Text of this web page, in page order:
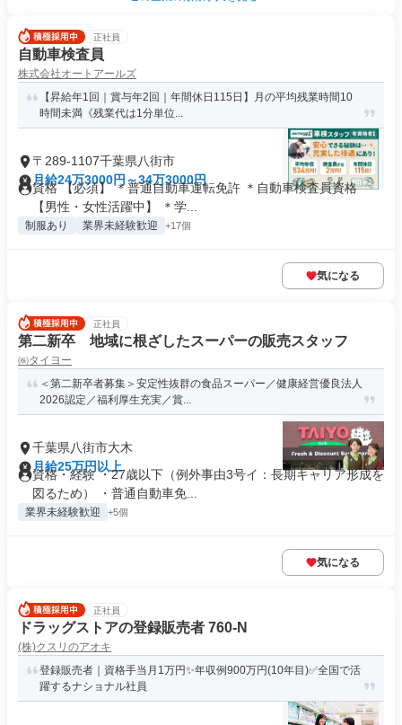
正社員
自動車検査員
株式会社オートアールズ
【昇給年1回｜賞与年2回｜年間休日115日】月の平均残業時間10
時間未満《残業代は1分単位...
〒289-1107千葉県八街市
月給24万3000円～34万3000円
資格 【必須】 ＊普通自動車運転免許 ＊自動車検査員資格
【男性・女性活躍中】 ＊学...
制服あり 業界未経験歓迎 +17個
気になる
正社員
第二新卒 地域に根ざしたスーパーの販売スタッフ
㈱タイヨー
＜第二新卒者募集＞安定性抜群の食品スーパー／健康経営優良法人
2026認定／福利厚生充実／賞...
千葉県八街市大木
月給25万円以上
資格・経験 ・27歳以下（例外事由3号イ：長期キャリア形成を
図るため） ・普通自動車免...
業界未経験歓迎 +5個
気になる
正社員
ドラッグストアの登録販売者 760-N
(株)クスリのアオキ
登録販売者｜資格手当月1万円✨年収例900万円(10年目)✅全国で活
躍するナショナル社員